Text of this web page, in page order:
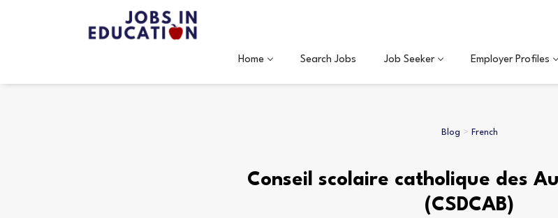
Home Search Jobs Job Seeker Employer Profiles
Blog > French
Conseil scolaire catholique des
(CSDCAB)